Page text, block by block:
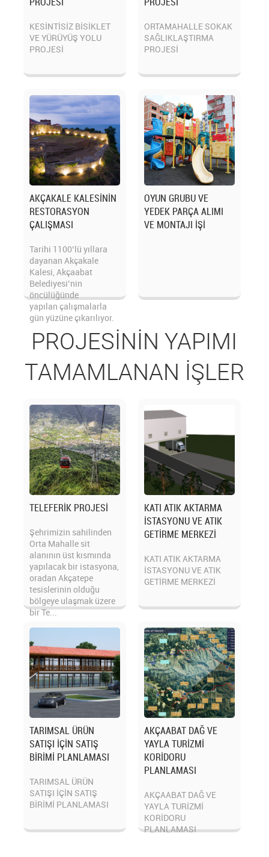
KESİNTİSİZ BİSİKLET
VE YÜRÜYÜŞ YOLU
PROJESİ
ORTAMAHALLE SOKAK
SAĞLIKLAŞTIRMA
PROJESİ
AKÇAKALE KALESİNİN
RESTORASYON
ÇALIŞMASI
Tarihi 1100’lü yıllara
dayanan Akçakale
Kalesi, Akçaabat
Belediyesi’nin
öncülüğünde
yapılan çalışmalarla
gün yüzüne çıkarılıyor.
OYUN GRUBU VE
YEDEK PARÇA ALIMI
VE MONTAJI İŞİ
PROJESİNİN YAPIMI
TAMAMLANAN İŞLER
TELEFERİK PROJESİ
Şehrimizin sahilinden
Orta Mahalle sit
alanının üst kısmında
yapılacak bir istasyona,
oradan Akçatepe
tesislerinin olduğu
bölgeye ulaşmak üzere
bir Te...
KATI ATIK AKTARMA
İSTASYONU VE ATIK
GETİRME MERKEZİ
KATI ATIK AKTARMA
İSTASYONU VE ATIK
GETİRME MERKEZİ
TARIMSAL ÜRÜN
SATIŞI İÇİN SATIŞ
BİRİMİ PLANLAMASI
TARIMSAL ÜRÜN
SATIŞI İÇİN SATIŞ
BİRİMİ PLANLAMASI
AKÇAABAT DAĞ VE
YAYLA TURİZMİ
KORİDORU
PLANLAMASI
AKÇAABAT DAĞ VE
YAYLA TURİZMİ
KORİDORU
PLANLAMASI